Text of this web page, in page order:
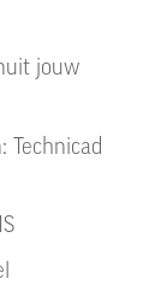
jouw
Technicad